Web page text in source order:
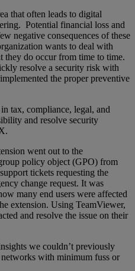
that often leads to digital
Potential financial loss and
negative consequences of these
wants to deal with
they do occur from time to time.
resolve a security risk with
the proper preventive
tax, compliance, legal, and
and resolve security
went out to the
policy object (GPO) from
tickets requesting the
change request. It was
many end users were affected
extension. Using TeamViewer,
and resolve the issue on their
we couldn’t previously
networks with minimum fuss or